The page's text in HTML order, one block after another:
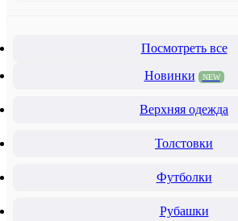
Посмотреть все
Новинки
NEW
Верхняя одежда
Толстовки
Футболки
Рубашки